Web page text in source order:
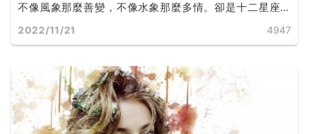
不像風象那麼善變，不像水象那麼多情。卻是十二星座
中最有品味的星座。他們活的十分驕傲又十分務實，愛
2022/11/21 4947